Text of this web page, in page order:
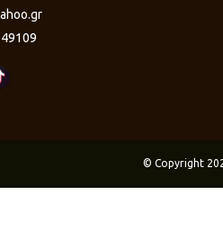
© Copyright